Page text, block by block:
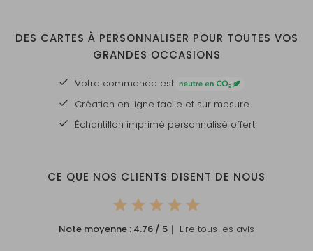
DES CARTES À PERSONNALISER POUR TOUTES VOS
GRANDES OCCASIONS
Votre commande est
Création en ligne facile et sur mesure
Échantillon imprimé personnalisé offert
CE QUE NOS CLIENTS DISENT DE NOUS
Note moyenne : 4.76 / 5 ｜ Lire tous les avis